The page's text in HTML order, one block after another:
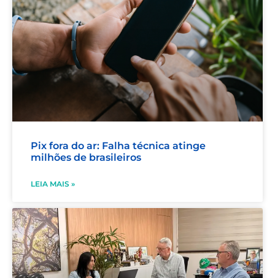
Pix fora do ar: Falha técnica atinge
milhões de brasileiros
LEIA MAIS »